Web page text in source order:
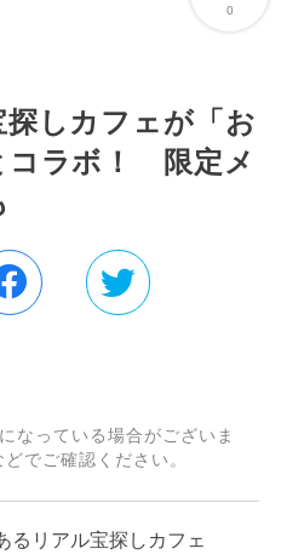
0
しカフェが「お
コラボ！ 限定メ
なっている場合がございま
でご確認ください。
るリアル宝探しカフェ